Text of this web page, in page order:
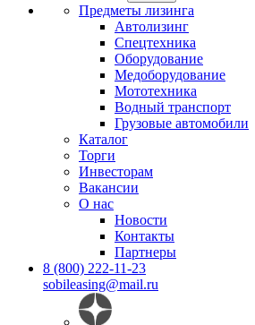
Предметы лизинга
Автолизинг
Спецтехника
Оборудование
Медоборудование
Мототехника
Водный транспорт
Грузовые автомобили
Каталог
Торги
Инвесторам
Вакансии
О нас
Новости
Контакты
Партнеры
8 (800) 222-11-23
sobileasing@mail.ru